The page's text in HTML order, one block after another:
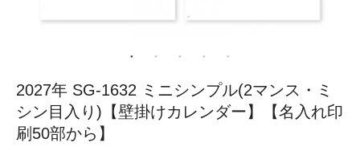
2027年 SG-1632 ミニシンプル(2マンス・ミ
シン目入り)【壁掛けカレンダー】【名入れ印
刷50部から】